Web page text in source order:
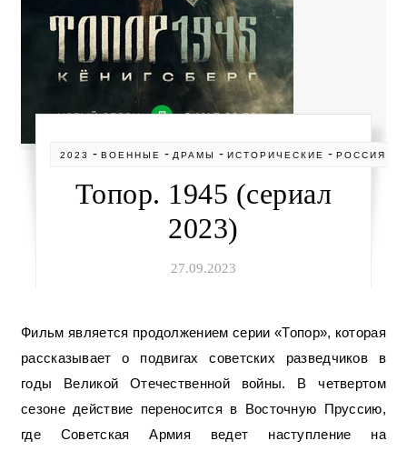
2023 -ВОЕННЫЕ - ДРАМЫ -ИСТОРИЧЕСКИЕ -РОССИЯ
Топор. 1945 (сериал
2023)
27.09.2023
Фильм является продолжением серии «Топор», которая
рассказывает о подвигах советских разведчиков в
годы Великой Отечественной войны. В четвертом
сезоне действие переносится в Восточную Пруссию,
где Советская Армия ведет наступление на